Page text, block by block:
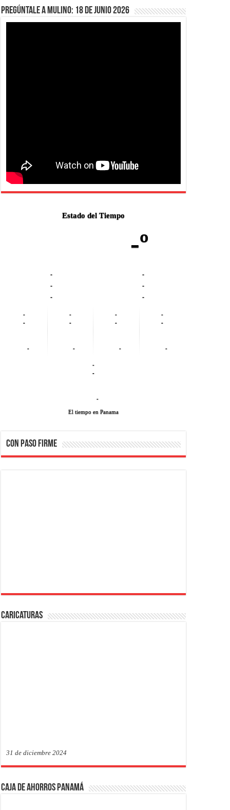
Pregúntale a Mulino: 18 de junio 2026
Estado del Tiempo
-º
-
-
-
-
-
-
-
-
-
-
-
-
-
-
-
-
-
-
-
-
-
El tiempo en Panama
CON PASO FIRME
Caricaturas
31 de diciembre 2024
Caja de Ahorros Panamá